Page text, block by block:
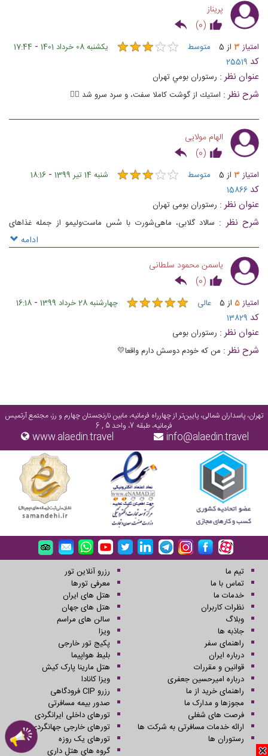
پريناز
(
0
)
امتیاز 3 از 5 متوسط ★★★★★
★★★★★ یکشنبه 08 خرداد 1401 -
17:44
کد 25519
عنوان نظر : رستوران بومي تهران
شرح نظر : استيك از گوشت كاملا سفت، و سرد سرو شد 👎🏼
الهام مولایی
(
0
)
امتیاز 3 از 5 متوسط ★★★★★
★★★★★ شنبه 14 تیر 1399 -
18:16
کد 15866
عنوان نظر : رستوران بومی تهران
شرح نظر : سالاد گلابی، ماهی‌شورت با سُس ماست‌و‌لیمو از جمله غذاهای
ادامه
یاسمن محمود سلطانی
(
0
)
امتیاز5 از 5 عالی ★★★★★
★★★★★ چهارشنبه 28 خرداد 1399 -
16:18
کد 13829
عنوان نظر : رستوران بومی
شرح نظر : من که خودم دوسش دارم واقعا💛
تهران، پاسداران شمالی، پایین‌تر از چهارراه فرمانیه، مابین نارنجستان چهارم و رز، مجتمع آرتمیس
فرمانیه، طبقه 7، واحد 5 , 6
info@alaedin.travel
www.alaedin.travel
تیم ما
تماس با ما
خدمات ما
نظرات کاربران
وبلاگ
جاذبه ها
راهنمای سفر
درباره ایران
قوانین و مقررات
درباره امیرحسین جعفری
راهنمای خرید از ما
مجوزها و مدارک ما
فرصت های شغلی
ارائه خدمات مسافرتی به شرکت ها
رستوران ها
رزرو آنلاین تور
معرفی تورها
هتل های ایران
هتل های جهان
سالن های مراسم
ویزا
پکیج تور خارجی
بلیط هواپیما
هتل مارینا پارک کیش
ویزا کانادا
رزرو CIP فرودگاهی
صدور بیمه مسافرتی
تورهای داخلی ایرانگردی
تورهای خارجی جهانگردی
تورهای یک روزه
گروه های هتل داری